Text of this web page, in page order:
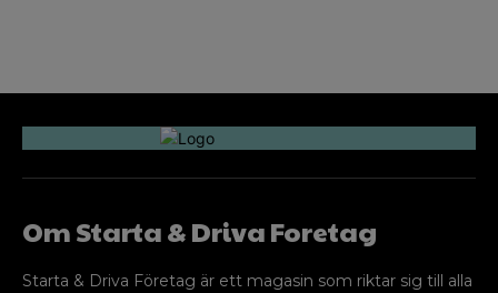
Om Starta & Driva Foretag
Starta & Driva Företag är ett magasin som riktar sig till alla